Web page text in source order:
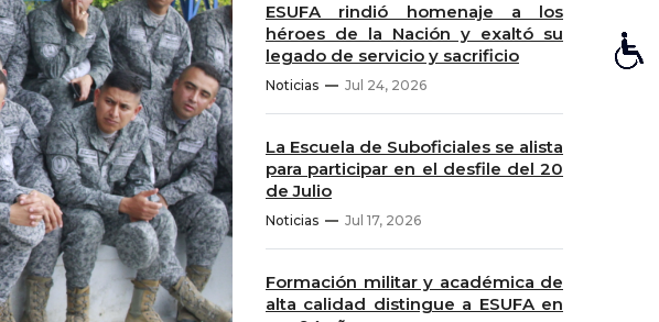
ESUFA rindió homenaje a los
héroes de la Nación y exaltó su
legado de servicio y sacrificio
Noticias Jul 24, 2026
La Escuela de Suboficiales se alista
para participar en el desfile del 20
de Julio
Noticias Jul 17, 2026
Formación militar y académica de
alta calidad distingue a ESUFA en